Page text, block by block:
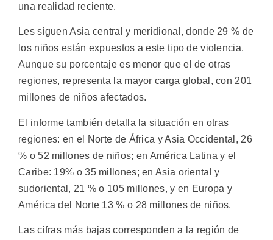
una realidad reciente.
Les siguen Asia central y meridional, donde 29 % de
los niños están expuestos a este tipo de violencia.
Aunque su porcentaje es menor que el de otras
regiones, representa la mayor carga global, con 201
millones de niños afectados.
El informe también detalla la situación en otras
regiones: en el Norte de África y Asia Occidental, 26
% o 52 millones de niños; en América Latina y el
Caribe: 19% o 35 millones; en Asia oriental y
sudoriental, 21 % o 105 millones, y en Europa y
América del Norte 13 % o 28 millones de niños.
Las cifras más bajas corresponden a la región de